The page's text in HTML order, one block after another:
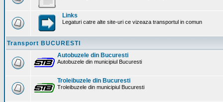
Links
Legaturi catre alte site-uri ce vizeaza transportul in comun
Transport BUCURESTI
Autobuzele din Bucuresti
Autobuzele din municipiul Bucuresti
Troleibuzele din Bucuresti
Troleibuzele din municipiul Bucuresti